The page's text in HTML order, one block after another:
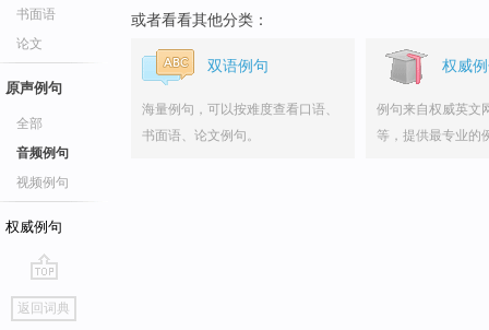
书面语
论文
原声例句
全部
音频例句
视频例句
权威例句
go
top
返回词典
或者看看其他分类：
双语例句
海量例句，可以按难度查看口语、
书面语、论文例句。
权威
例句来自权威英文
等，提供最专业的